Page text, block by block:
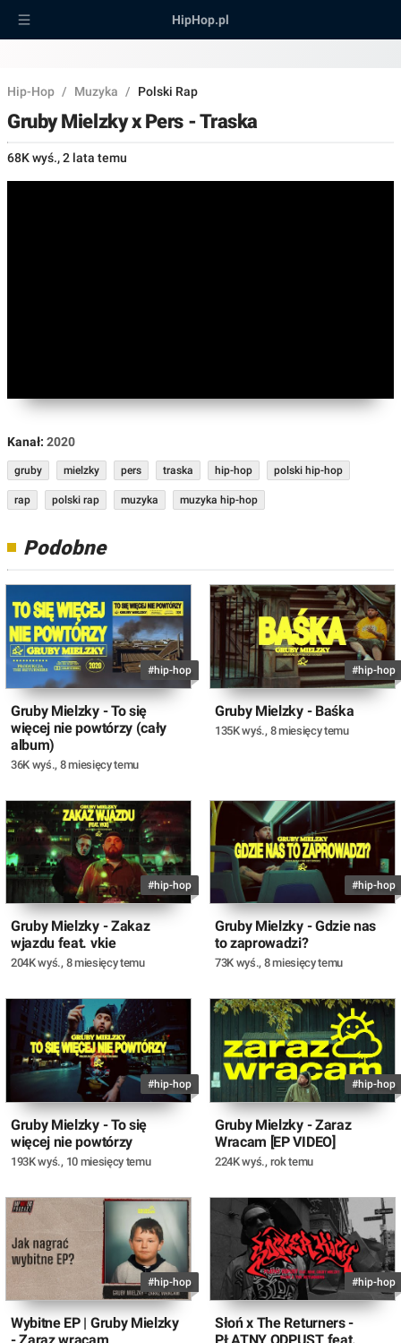
HipHop.pl
Hip-Hop / Muzyka / Polski Rap
Gruby Mielzky x Pers - Traska
68K wyś.,2 lata temu
Kanał: 2020
gruby mielzky pers traska hip-hop polski hip-hop
rap polski rap muzyka muzyka hip-hop
Podobne
#hip-hop
Gruby Mielzky - To się
więcej nie powtórzy (cały
album)
36K wyś., 8 miesięcy temu
#hip-hop
Gruby Mielzky - Baśka
135K wyś., 8 miesięcy temu
#hip-hop
Gruby Mielzky - Zakaz
wjazdu feat. vkie
204K wyś., 8 miesięcy temu
#hip-hop
Gruby Mielzky - Gdzie nas
to zaprowadzi?
73K wyś., 8 miesięcy temu
#hip-hop
Gruby Mielzky - To się
więcej nie powtórzy
193K wyś., 10 miesięcy temu
#hip-hop
Gruby Mielzky - Zaraz
Wracam [EP VIDEO]
224K wyś., rok temu
#hip-hop
Wybitne EP | Gruby Mielzky
#hip-hop
Słoń x The Returners -